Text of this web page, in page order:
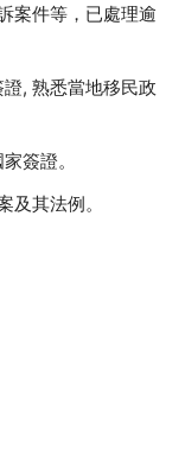
案件等，已處理逾
, 熟悉當地移民政
簽證。
及其法例。